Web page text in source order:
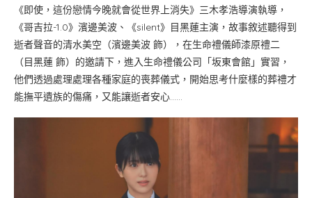
《即使，這份戀情今晚就會從世界上消失》三木孝浩導演執導，
《哥吉拉-1.0》濱邊美波、《silent》目黑蓮主演，故事敘述聽得到
逝者聲音的清水美空（濱邊美波 飾），在生命禮儀師漆原禮二
（目黑蓮 飾）的邀請下，進入生命禮儀公司「坂東會館」實習，
他們透過處理處理各種家庭的喪葬儀式，開始思考什麼樣的葬禮才
能撫平遺族的傷痛，又能讓逝者安心……